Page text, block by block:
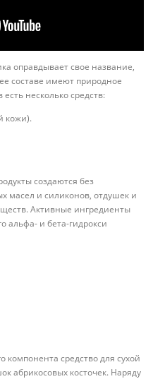
оправдывает свое название,
составе имеют природное
несколько средств:
кожи).
создаются без
масел и силиконов, отдушек и
Активные ингредиенты
альфа- и бета-гидрокси
компонента средство для сухой
абрикосовых косточек. Наряду